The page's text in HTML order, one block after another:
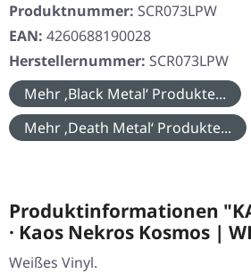
Produktnummer: SCR073LPW
EAN: 4260688190028
Herstellernummer: SCR073LPW
Mehr ‚Black Metal‘ Produkte...
Mehr ‚Death Metal‘ Produkte...
Produktinformationen
· Kaos Nekros Kosmos |
Weißes Vinyl.